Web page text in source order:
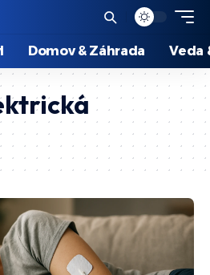
Domov & Záhrada Veda